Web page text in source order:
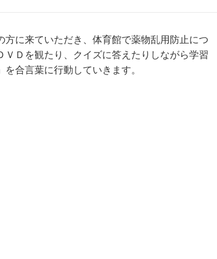
に来ていただき、体育館で薬物乱用防止につ
Ｄを観たり、クイズに答えたりしながら学習
合言葉に行動していきます。